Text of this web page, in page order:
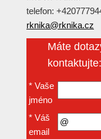
telefon:
rknika@rknika.cz
Máte
kontaktujte:
* Vaše
jméno
* Váš
email